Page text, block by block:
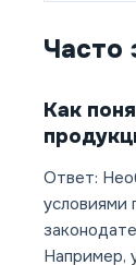
Часто
Как
Ответ:
условиями
Например,